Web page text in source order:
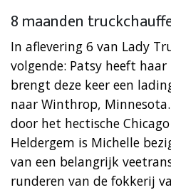
8 maanden
In aflevering 6 van Lady
volgende: Patsy heeft
brengt deze keer een
naar Winthrop,
door het hectische
Heldergem is Michelle
van een belangrijk
runderen van de fokkerij